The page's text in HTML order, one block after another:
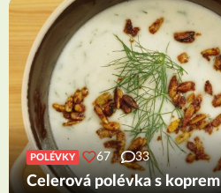
POLÉVKY 67 33
Celerová polévka s koprem